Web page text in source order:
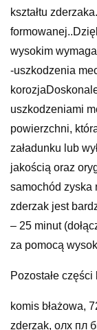
kształtu
wysokim
-uszkodzenia
uszkodzeniami
powierzchni,
załadunku lub
jakością oraz
samochód zyska
zderzak jest
– 25 minut
za pomocą
Pozostałe części
komis błażowa,
zderzak, олх пл